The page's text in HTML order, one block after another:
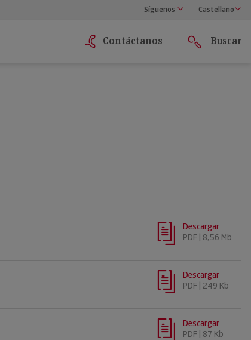
Síguenos Castellano
Contáctanos Buscar
Descargar
PDF | 8,56 Mb
Descargar
PDF | 249 Kb
Descargar
PDF | 87 Kb